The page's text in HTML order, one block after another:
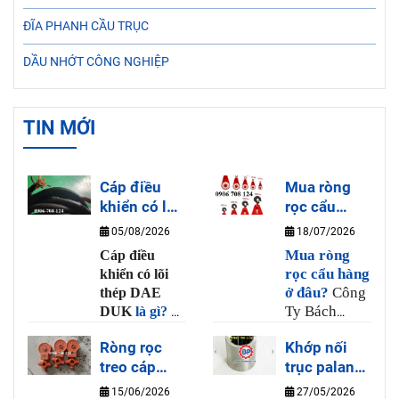
ĐĨA PHANH CẦU TRỤC
DẦU NHỚT CÔNG NGHIỆP
TIN MỚI
Cáp điều
khiển có lõi
thép DAE
DUK là gì?
05/08/2026
Cáp điều
khiển có lõi
thép DAE
DUK là gì? Là
điều khiển cho
tay bấm cầu
trục có nhiều
Mua ròng
rọc cẩu
hàng ở đâu?
18/07/2026
Mua ròng
rọc cẩu hàng
ở đâu? Công
Ty Bách
nơi bán ròng
rọc cẩu hàng
uy tín và chất
Ròng rọc
treo cáp
thép 6-10
15/06/2026
Khớp nối
trục palang
là gì?
27/05/2026